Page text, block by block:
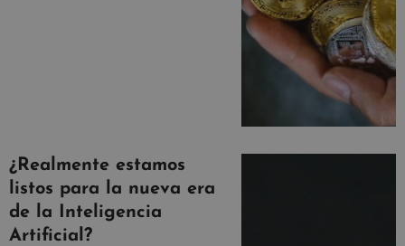
¿Realmente estamos
listos para la nueva era
de la Inteligencia
Artificial?